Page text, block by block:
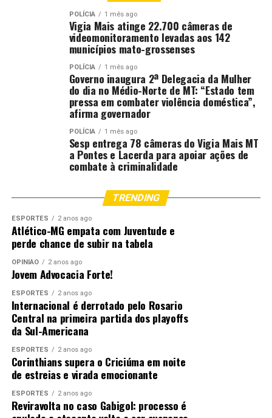
Diferenciação Estratégica de Políticas Públicas
Dimensão
Apoio ao
Agronegócio
Bolsa Família
Objetivo Primário
Estímulo à
produção e ao
investimento
produtivo.
Garantia de renda
mínima e
dignidade social.
Geração de
empregos,
inovação e
atividade
pobreza e
insegurança
Ampliação de
fortalecimento
cambial.
Natureza Fiscal
arrecadação via
público.
Horizonte de
Retorno
longo prazo.
Desenvolvimento
Econômico.
Inclusão e
Assistência Social.
POLÍCIA 1 mês ago
Vigia Mais atinge 22.700 câmeras de
videomonitoramento levadas aos 142
municípios mato-grossenses
POLÍCIA 1 mês ago
Governo inaugura 2ª Delegacia da Mulher
do dia no Médio-Norte de MT: “Estado tem
pressa em combater violência doméstica”,
afirma governador
POLÍCIA 1 mês ago
Sesp entrega 78 câmeras do Vigia Mais MT
a Pontes e Lacerda para apoiar ações de
combate à criminalidade
TRENDING
ESPORTES 2 anos ago
Atlético-MG empata com Juventude e
perde chance de subir na tabela
OPINIÃO 2 anos ago
Jovem Advocacia Forte!
ESPORTES 2 anos ago
Internacional é derrotado pelo Rosario
Central na primeira partida dos playoffs
da Sul-Americana
ESPORTES 2 anos ago
Corinthians supera o Criciúma em noite
de estreias e virada emocionante
ESPORTES 2 anos ago
Reviravolta no caso Gabigol: processo é